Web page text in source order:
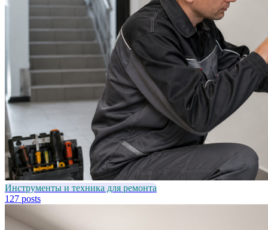
Инструменты и техника для ремонта
127 posts